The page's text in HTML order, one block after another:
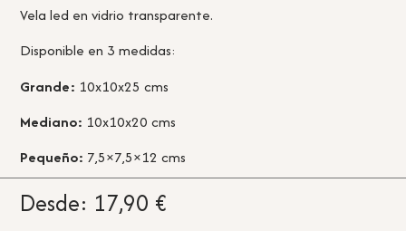
Vela led en vidrio transparente.
Disponible en 3 medidas:
Grande: 10x10x25 cms
Mediano: 10x10x20 cms
Pequeño: 7,5×7,5×12 cms
Desde: 17,90 €